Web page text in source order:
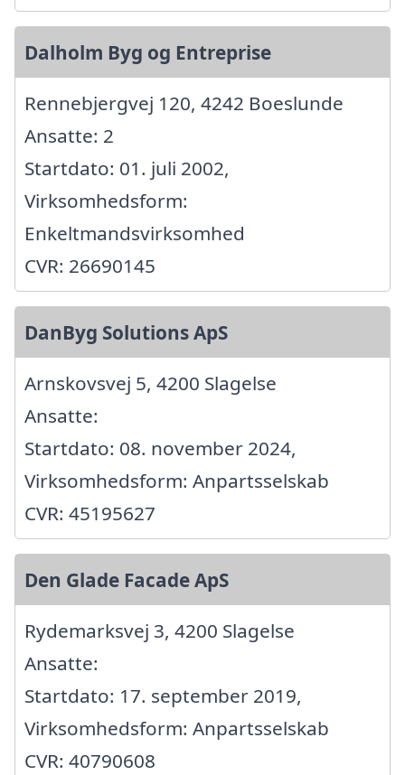
Dalholm Byg og Entreprise
Rennebjergvej 120, 4242 Boeslunde
Ansatte: 2
Startdato: 01. juli 2002,
Virksomhedsform:
Enkeltmandsvirksomhed
CVR: 26690145
DanByg Solutions ApS
Arnskovsvej 5, 4200 Slagelse
Ansatte:
Startdato: 08. november 2024,
Virksomhedsform: Anpartsselskab
CVR: 45195627
Den Glade Facade ApS
Rydemarksvej 3, 4200 Slagelse
Ansatte:
Startdato: 17. september 2019,
Virksomhedsform: Anpartsselskab
CVR: 40790608